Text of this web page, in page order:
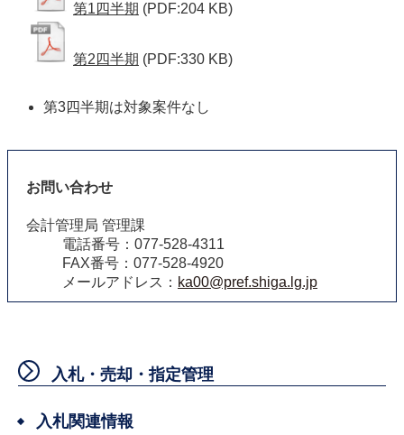
第1四半期 (PDF:204 KB)
第2四半期 (PDF:330 KB)
第3四半期は対象案件なし
お問い合わせ
会計管理局 管理課
電話番号：077-528-4311
FAX番号：077-528-4920
メールアドレス： ka00@pref.shiga.lg.jp
入札・売却・指定管理
入札関連情報